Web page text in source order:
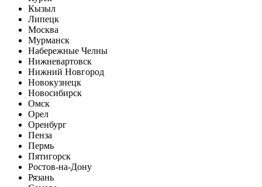
Кызыл
Липецк
Москва
Мурманск
Набережные Челны
Нижневартовск
Нижний Новгород
Новокузнецк
Новосибирск
Омск
Орел
Оренбург
Пенза
Пермь
Пятигорск
Ростов-на-Дону
Рязань